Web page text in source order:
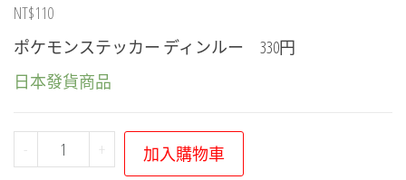
NT$110
ポケモンステッカー ディンルー 330円
日本發貨商品
-
可
+ 加入購物車